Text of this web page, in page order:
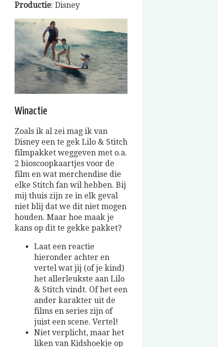
Productie: Disney
Winactie
Zoals ik al zei mag ik van
Disney een te gek Lilo & Stitch
filmpakket weggeven met o.a.
2 bioscoopkaartjes voor de
film en wat merchendise die
elke Stitch fan wil hebben. Bij
mij thuis zijn ze in elk geval
niet blij dat we dit niet mogen
houden. Maar hoe maak je
kans op dit te gekke pakket?
Laat een reactie
hieronder achter en
vertel wat jij (of je kind)
het allerleukste aan Lilo
& Stitch vindt. Of het een
ander karakter uit de
films en series zijn of
juist een scene. Vertel!
Niet verplicht, maar het
liken van Kidshoekje op